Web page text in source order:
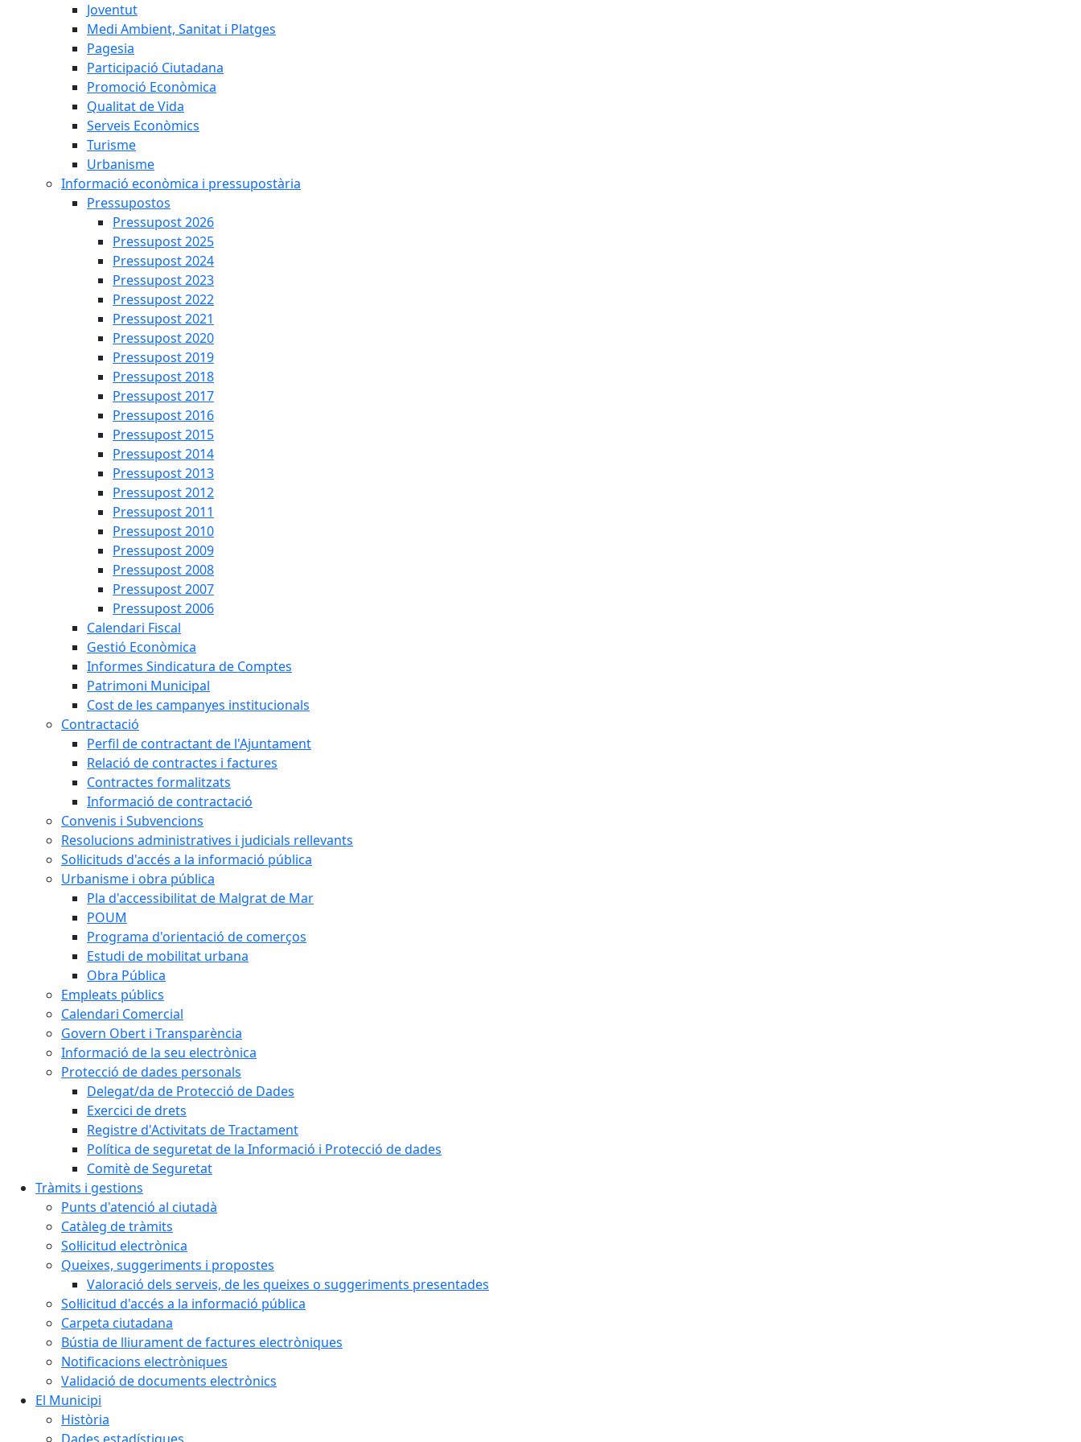
Joventut
Medi Ambient, Sanitat i Platges
Pagesia
Participació Ciutadana
Promoció Econòmica
Qualitat de Vida
Serveis Econòmics
Turisme
Urbanisme
Informació econòmica i pressupostària
Pressupostos
Pressupost 2026
Pressupost 2025
Pressupost 2024
Pressupost 2023
Pressupost 2022
Pressupost 2021
Pressupost 2020
Pressupost 2019
Pressupost 2018
Pressupost 2017
Pressupost 2016
Pressupost 2015
Pressupost 2014
Pressupost 2013
Pressupost 2012
Pressupost 2011
Pressupost 2010
Pressupost 2009
Pressupost 2008
Pressupost 2007
Pressupost 2006
Calendari Fiscal
Gestió Econòmica
Informes Sindicatura de Comptes
Patrimoni Municipal
Cost de les campanyes institucionals
Contractació
Perfil de contractant de l'Ajuntament
Relació de contractes i factures
Contractes formalitzats
Informació de contractació
Convenis i Subvencions
Resolucions administratives i judicials rellevants
Sol·licituds d'accés a la informació pública
Urbanisme i obra pública
Pla d'accessibilitat de Malgrat de Mar
POUM
Programa d'orientació de comerços
Estudi de mobilitat urbana
Obra Pública
Empleats públics
Calendari Comercial
Govern Obert i Transparència
Informació de la seu electrònica
Protecció de dades personals
Delegat/da de Protecció de Dades
Exercici de drets
Registre d'Activitats de Tractament
Política de seguretat de la Informació i Protecció de dades
Comitè de Seguretat
Tràmits i gestions
Punts d'atenció al ciutadà
Catàleg de tràmits
Sol·licitud electrònica
Queixes, suggeriments i propostes
Valoració dels serveis, de les queixes o suggeriments presentades
Sol·licitud d'accés a la informació pública
Carpeta ciutadana
Bústia de lliurament de factures electròniques
Notificacions electròniques
Validació de documents electrònics
El Municipi
Història